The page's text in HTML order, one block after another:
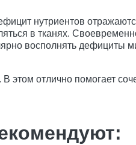
нутриентов
в тканях.
восполнять дефициты
этом отлично помогает